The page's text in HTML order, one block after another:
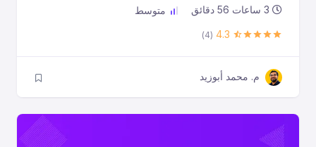
3 ساعات 56 دقائق
متوسط
4.3
(4)
م. محمد أبوزيد